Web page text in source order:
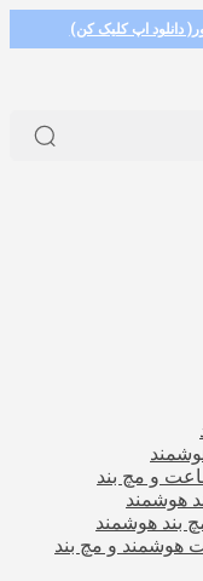
دانلود اپ کلیک کن)
و مچ بند
هوشمند
بند هوشمند
هوشمند و مچ بند